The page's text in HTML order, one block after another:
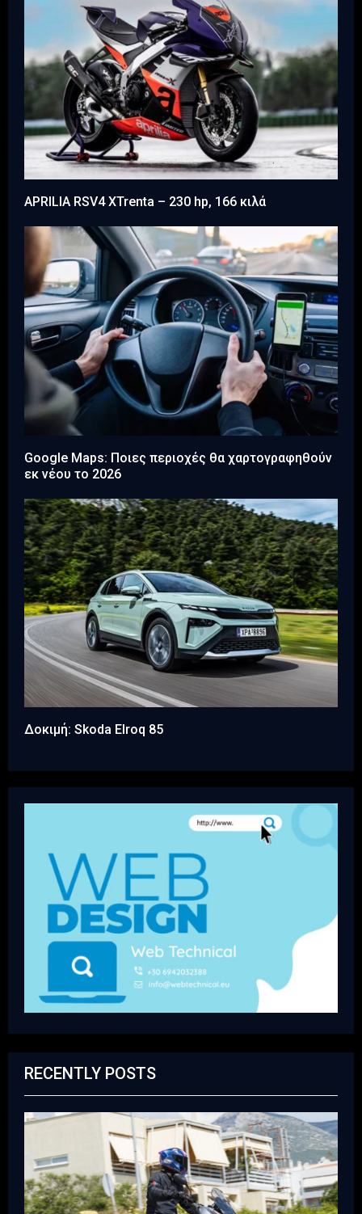
APRILIA RSV4 XTrenta – 230 hp, 166 κιλά
Google Maps: Ποιες περιοχές θα χαρτογραφηθούν
εκ νέου το 2026
Δοκιμή: Skoda Elroq 85
RECENTLY POSTS